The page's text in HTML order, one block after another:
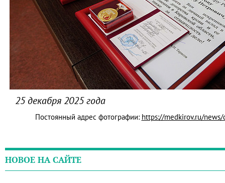
25 декабря 2025 года
Постоянный адрес фотографии: https://medkirov.ru/
НОВОЕ НА САЙТЕ